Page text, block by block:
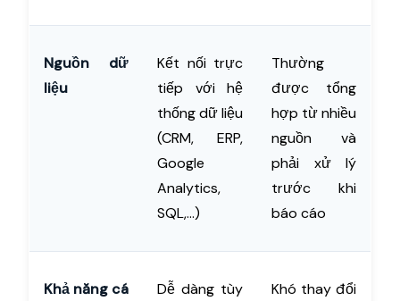
Nguồn dữ
liệu
Kết nối trực
tiếp với hệ
thống dữ liệu
(CRM, ERP,
Google
Analytics,
SQL,...)
Thường
được tổng
hợp từ nhiều
nguồn và
phải xử lý
trước khi
báo cáo
Khả năng cá
Dễ dàng tùy
Khó thay đổi